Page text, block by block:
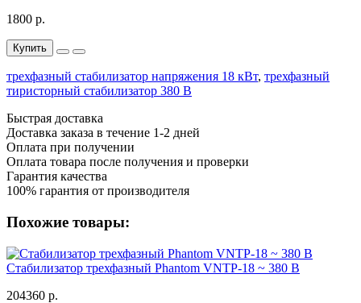
1800 р.
Купить
трехфазный стабилизатор напряжения 18 кВт, трехфазный
тиристорный стабилизатор 380 В
Быстрая доставка
Доставка заказа в течение 1-2 дней
Оплата при получении
Оплата товара после получения и проверки
Гарантия качества
100% гарантия от производителя
Похожие товары:
Стабилизатор трехфазный Phantom VNTP-18 ~ 380 В
204360 р.